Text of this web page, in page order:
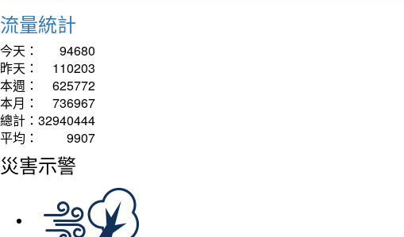
流量統計
今天：
94680
昨天：
110203
本週：
625772
本月：
736967
總計： 32940444
平均：
9907
災害示警